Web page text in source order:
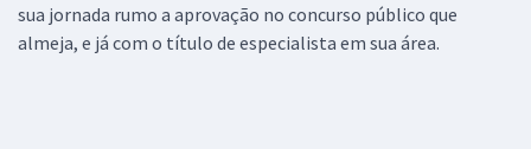
sua jornada rumo a aprovação no concurso público que
almeja, e já com o título de especialista em sua área.